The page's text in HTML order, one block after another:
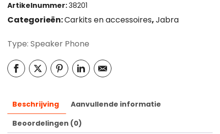
Artikelnummer:38201
Categorieën:Carkits en accessoires,Jabra
Type: Speaker Phone
Beschrijving
Aanvullende informatie
Beoordelingen (0)